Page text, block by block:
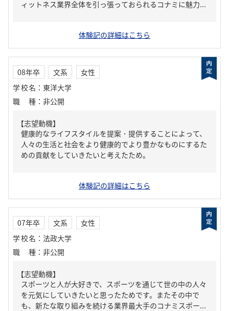
ィットネス業界全体を引っ張っておられるコナミに魅力...
体験記の詳細はこちら
08年卒 文系
女性
学校名 ： 東洋大学
職種 ： 非公開
【志望動機】
健康的なライフスタイルを提案・提供することによって、
人々の生活と社会をより健康的でより豊かなものにするた
めの貢献をしていきたいと考えたため。
体験記の詳細はこちら
07年卒 文系
女性
学校名 ： 法政大学
職種 ： 非公開
【志望動機】
スポーツと人が大好きで、スポーツを通じて世の中の人々
を元気にしていきたいと思ったためです。またその中で
も、新たな取り組みを続ける業界最大手のコナミスポー...